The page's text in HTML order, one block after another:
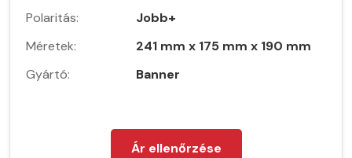
Polaritás:
Jobb+
Méretek:
241 mm x 175 mm x 190 mm
Gyártó:
Banner
Ár ellenőrzése